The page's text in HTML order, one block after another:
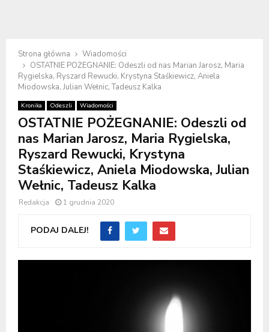
Strona główna
Wiadomości
OSTATNIE POŻEGNANIE: Odeszli od nas Marian Jarosz, Maria
Rygielska, Ryszard Rewucki, Krystyna Staśkiewicz, Aniela
Miodowska, Julian Wełnic, Tadeusz Kalka
Kronika Odeszli Wiadomości
OSTATNIE POŻEGNANIE: Odeszli od
nas Marian Jarosz, Maria Rygielska,
Ryszard Rewucki, Krystyna
Staśkiewicz, Aniela Miodowska, Julian
Wełnic, Tadeusz Kalka
Redakcja 1 grudnia 2020
PODAJ DALEJ!